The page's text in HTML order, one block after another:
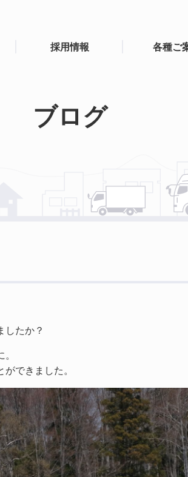
採用情報 各種ご
ブログ
したか？
できました。